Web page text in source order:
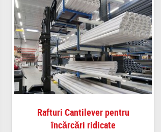
Rafturi Cantilever pentru
încărcări ridicate